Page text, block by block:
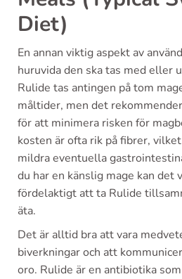
Diet)
En annan viktig aspekt av
huruvida den ska tas med eller
Rulide tas antingen på tom
måltider, men det
för att minimera risken för
kosten är ofta rik på fibrer,
mildra eventuella
du har en känslig mage kan det
fördelaktigt att ta Rulide
äta.
Det är alltid bra att vara
biverkningar och att
oro. Rulide är en antibiotika